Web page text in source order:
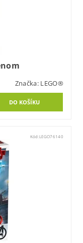
Značka: LEGO®
Kód:LEGO76140